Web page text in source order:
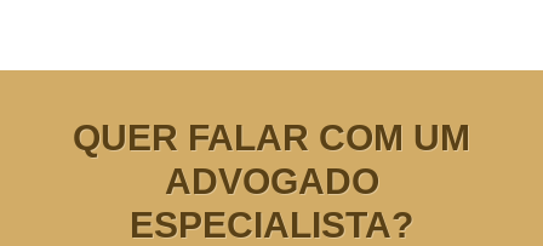
QUER FALAR COM UM
ADVOGADO
ESPECIALISTA?